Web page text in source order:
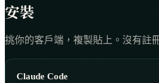
安裝
挑你的客戶端，複製貼上。沒有註
Claude Code